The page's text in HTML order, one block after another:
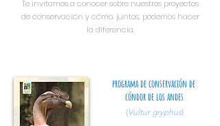
Te invitamos a conocer sobre nuestros proyectos
de conservación y cómo, juntos, podemos hacer
la diferencia.
programa de conservación de
cóndor de los andes
(Vultur gryphus)